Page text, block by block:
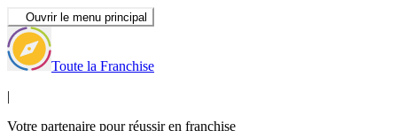
Ouvrir le menu principal
Toute la Franchise
|
Votre partenaire pour réussir en franchise